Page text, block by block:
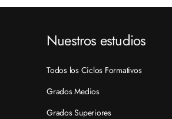
Nuestros estudios
Todos los Ciclos Formativos
Grados Medios
Grados Superiores